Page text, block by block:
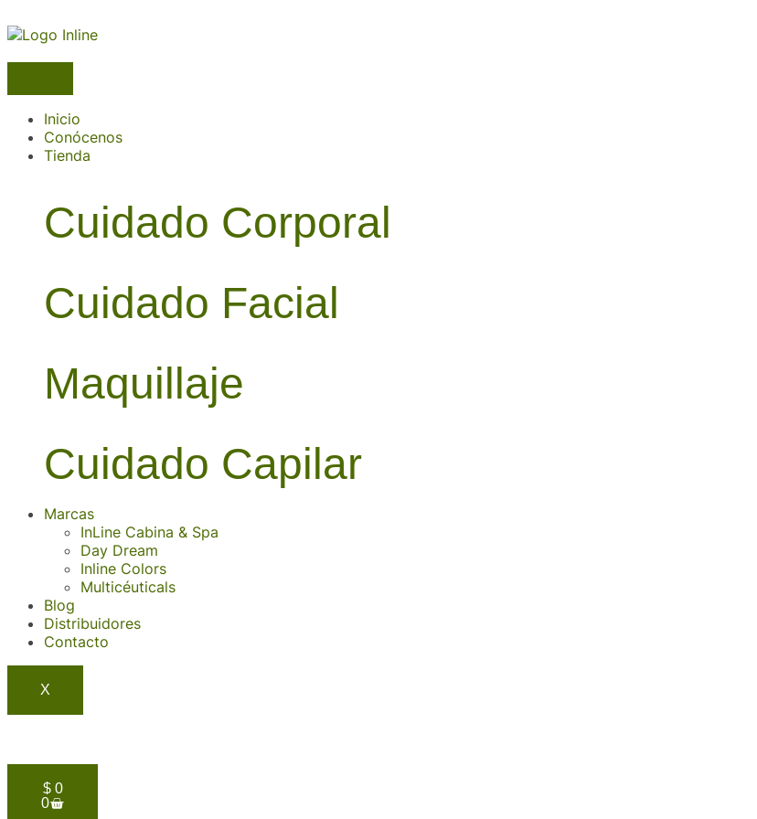
Inicio
Conócenos
Tienda
Cuidado Corporal
Cuidado Facial
Maquillaje
Cuidado Capilar
Marcas
InLine Cabina & Spa
Day Dream
Inline Colors
Multicéuticals
Blog
Distribuidores
Contacto
X
$0
0